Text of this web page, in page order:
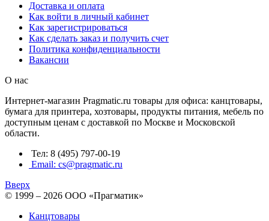
Доставка и оплата
Как войти в личный кабинет
Как зарегистрироваться
Как сделать заказ и получить счет
Политика конфиденциальности
Вакансии
О нас
Интернет-магазин Pragmatic.ru товары для офиса: канцтовары,
бумага для принтера, хозтовары, продукты питания, мебель по
доступным ценам с доставкой по Москве и Московской
области.
Тел: 8 (495) 797-00-19
Email: cs@pragmatic.ru
Вверх
© 1999 – 2026 ООО «Прагматик»
Канцтовары